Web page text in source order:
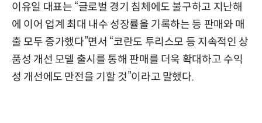
이유일 대표는 “글로벌 경기 침체에도 불구하고 지난해
에 이어 업계 최대 내수 성장률을 기록하는 등 판매와 매
출 모두 증가했다”면서 “코란도 투리스모 등 지속적인 상
품성 개선 모델 출시를 통해 판매를 더욱 확대하고 수익
성 개선에도 만전을 기할 것”이라고 말했다.